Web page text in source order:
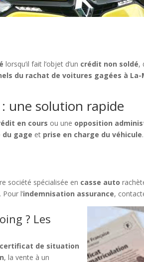
lorsqu’il fait l’objet d’un crédit non soldé,
du rachat de voitures gagées à La-
une solution rapide
en cours ou une opposition
du gage et prise en charge du véhicule
société spécialisée en casse auto
l’indemnisation assurance,
? Les
certificat de situation
, la vente à un